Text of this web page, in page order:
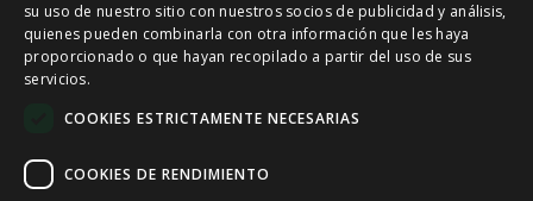
CAT
su uso de nuestro sitio con nuestros socios de publicidad y análisis,
quienes pueden combinarla con otra información que les haya
proporcionado o que hayan recopilado a partir del uso de sus
servicios.
COOKIES ESTRICTAMENTE NECESARIAS
COOKIES DE RENDIMIENTO